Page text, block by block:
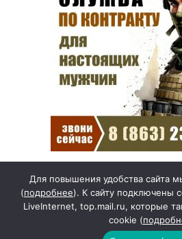
Рак
онколог
«тихий»
Для повышения удобства сайта
(подробнее). К сайту подключены
LiveInternet, top.mail.ru, которые
cookie (